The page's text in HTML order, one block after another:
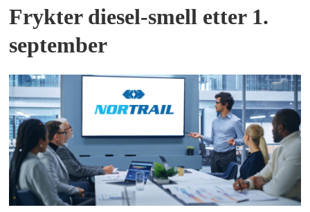
Frykter diesel-smell etter 1.
september